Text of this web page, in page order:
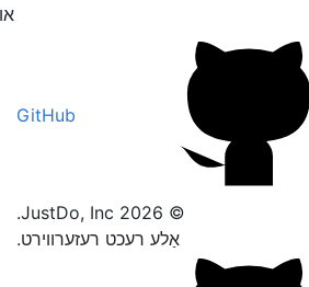
© 2026 JustDo, Inc.
אַלע רעכט רעזערווירט.